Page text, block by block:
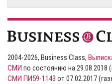
2004-2026, Business Class,
СМИ по состоянию на 29.08.2018
СМИ ПИ59-1143 от 07.02.2017